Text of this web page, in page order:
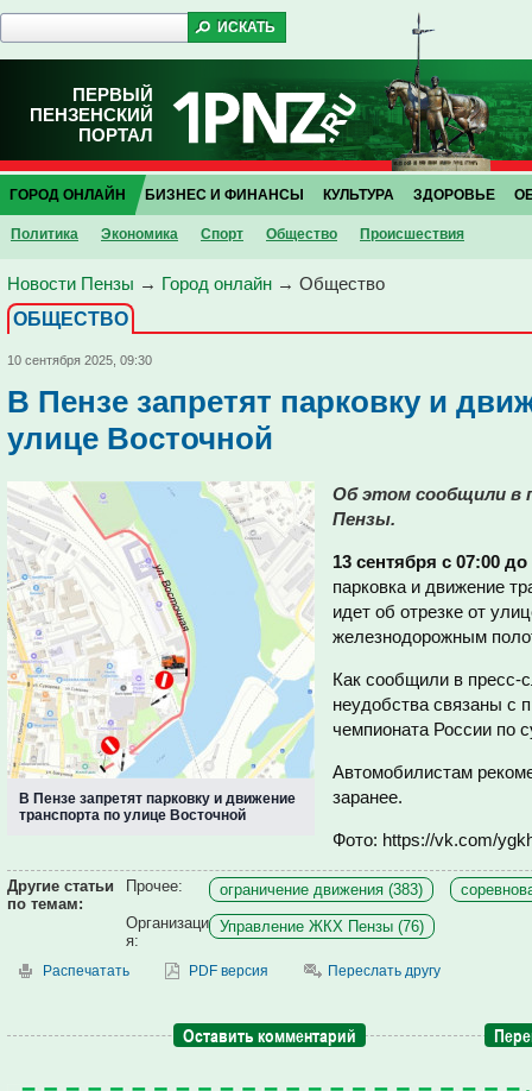
ПЕРВЫЙ
ПЕНЗЕНСКИЙ
ПОРТАЛ
ГОРОД ОНЛАЙН
Политика Экономика Спорт Общество Проиcшествия
БИЗНЕС И ФИНАНСЫ КУЛЬТУРА ЗДОРОВЬЕ
Новости Пензы → Город онлайн → Общество
ОБЩЕСТВО
10 сентября 2025, 09:30
В Пензе запретят парковку и
улице Восточной
В Пензе запретят парковку и движение
транспорта по улице Восточной
Об этом сообщили в
Пензы.
13 сентября с 07:00 до
парковка и движение
идет об отрезке от
железнодорожным
Как сообщили в пресс-
неудобства связаны с
чемпионата России по
Автомобилистам
заранее.
Фото: https://vk.com/
Другие статьи
по темам:
Прочее: ограничение движения (383)
Организаци
я:
Управление ЖКХ Пензы (76)
Распечатать PDF версия Переслать другу
Оставить комментарий